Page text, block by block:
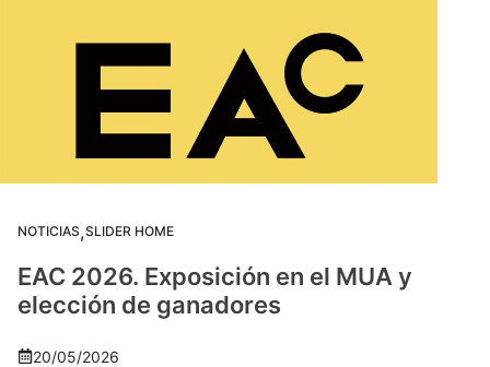
NOTICIAS,SLIDER HOME
EAC 2026. Exposición en el MUA y
elección de ganadores
20/05/2026